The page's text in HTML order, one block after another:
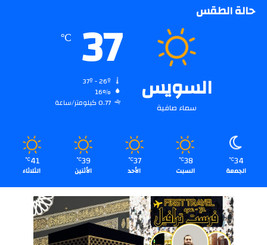
حالة الطقس
السويس
سماء صافية
37
℃
16%
0.77 كيلومتر/ساعة
34
℃
الجمعة
38
℃
السبت
37
℃
الأحد
39
℃
الأثنين
41
℃
الثلاثاء